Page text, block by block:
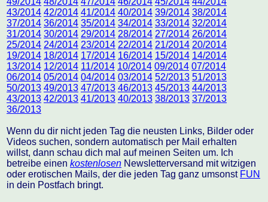
43/2014 42/2014 41/2014 40/2014 39/2014 38/2014
37/2014 36/2014 35/2014 34/2014 33/2014 32/2014
31/2014 30/2014 29/2014 28/2014 27/2014 26/2014
25/2014 24/2014 23/2014 22/2014 21/2014 20/2014
19/2014 18/2014 17/2014 16/2014 15/2014 14/2014
13/2014 12/2014 11/2014 10/2014 09/2014 07/2014
06/2014 05/2014 04/2014 03/2014 52/2013 51/2013
50/2013 49/2013 47/2013 46/2013 45/2013 44/2013
43/2013 42/2013 41/2013 40/2013 38/2013 37/2013
36/2013
Wenn du dir nicht jeden Tag die neusten Links, Bilder oder
Videos suchen, sondern automatisch per Mail erhalten
willst, dann schau dich mal auf meinen Seiten um. Ich
betreibe einen kostenlosen Newsletterversand mit witzigen
oder erotischen Mails, der die jeden Tag ganz umsonst FUN
in dein Postfach bringt.